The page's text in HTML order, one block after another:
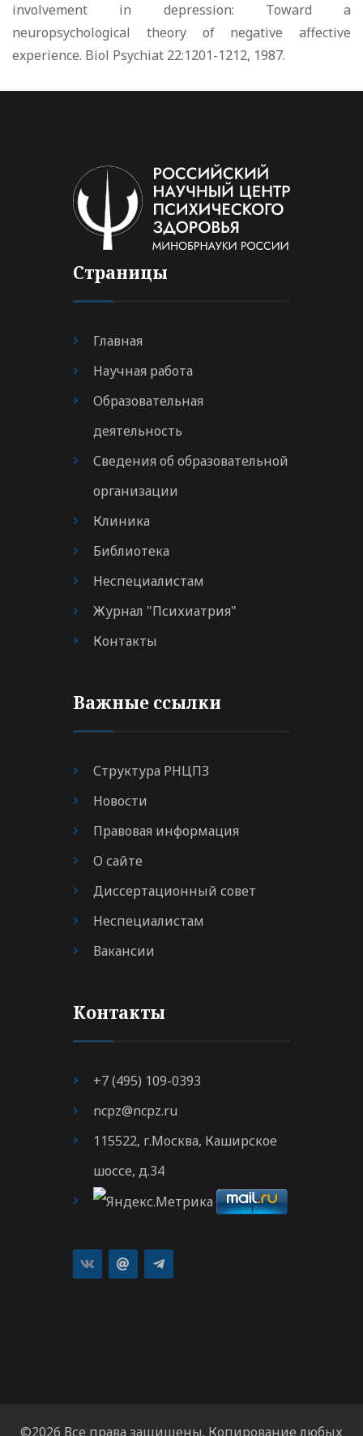
involvement in depression: Toward a
neuropsychological theory of negative affective
experience. Biol Psychiat 22:1201-1212, 1987.
Страницы
Главная
Научная работа
Образовательная
деятельность
Сведения об образовательной
организации
Клиника
Библиотека
Неспециалистам
Журнал "Психиатрия"
Контакты
Важные ссылки
Структура РНЦПЗ
Новости
Правовая информация
О сайте
Диссертационный совет
Неспециалистам
Вакансии
Контакты
+7 (495) 109-0393
ncpz@ncpz.ru
115522, г.Москва, Каширское
шоссе, д.34
©2026 Все права защищены. Копирование любых